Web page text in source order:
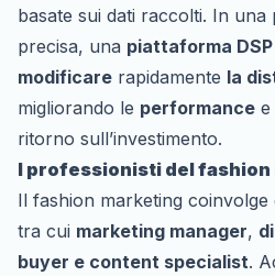
basate sui dati raccolti. In una
precisa, una piattaforma
modificare rapidamente la
migliorando le performance e
ritorno sull’investimento.
I professionisti del fashion
Il fashion marketing coinvolge
tra cui marketing manager,
buyer e content specialist.